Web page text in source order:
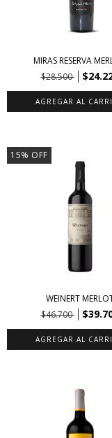
MIRAS RESERVA
$28.500
15% OFF
WEINERT
$46.700